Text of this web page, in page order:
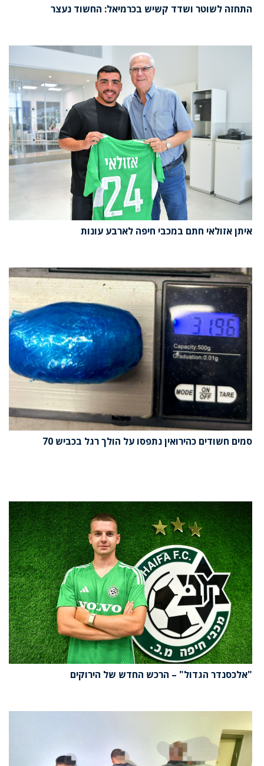
התחזה לשוטר ושדד קשיש בכרמיאל: החשוד נעצר
איתן אזולאי חתם במכבי חיפה לארבע עונות
סמים חשודים כהירואין נתפסו על הולך רגל בכביש 70
"אלכסנדר הגדול" – הרכש החדש של הירוקים